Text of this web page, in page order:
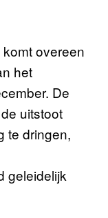
overeen
het
De
uitstoot
te dringen,
geleidelijk